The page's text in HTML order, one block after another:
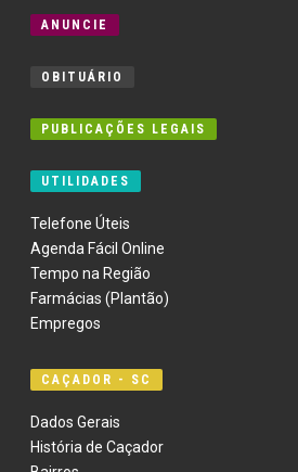
ANUNCIE
OBITUÁRIO
PUBLICAÇÕES LEGAIS
UTILIDADES
Telefone Úteis
Agenda Fácil Online
Tempo na Região
Farmácias (Plantão)
Empregos
CAÇADOR - SC
Dados Gerais
História de Caçador